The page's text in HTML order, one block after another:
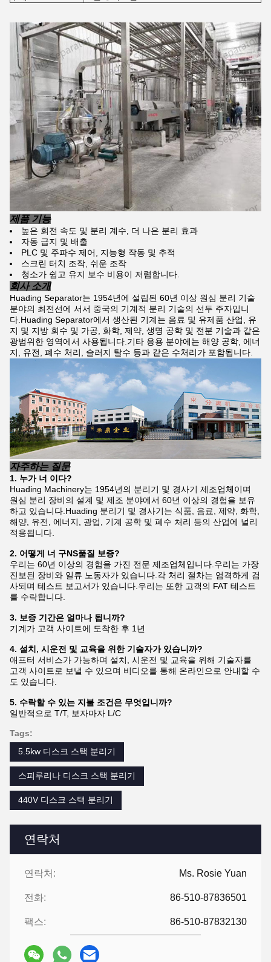
연락처
연락처: Ms. Rosie Yuan
전화: 86-510-87836501
팩스: 86-510-87832130
제품 기능
높은 회전 속도 및 분리 계수, 더 나은 분리 효과
자동 급지 및 배출
PLC 및 주파수 제어, 지능형 작동 및 추적
스크린 터치 조작, 쉬운 조작
청소가 쉽고 유지 보수 비용이 저렴합니다.
회사 소개
Huading Separator는 1954년에 설립된 60년 이상 원심 분리 기술
분야의 최전선에 서서 중국의 기계적 분리 기술의 선두 주자입니
다.Huading Separator에서 생산된 기계는 음료 및 유제품 산업, 유
지 및 지방 회수 및 가공, 화학, 제약, 생명 공학 및 전분 기술과 같은
광범위한 영역에서 사용됩니다.기타 응용 분야에는 해양 공학, 에너
지, 유전, 폐수 처리, 슬러지 탈수 등과 같은 수처리가 포함됩니다.
자주하는 질문
1. 누가 너 이다?
Huading Machinery는 1954년의 분리기 및 경사기 제조업체이며
원심 분리 장비의 설계 및 제조 분야에서 60년 이상의 경험을 보유
하고 있습니다.Huading 분리기 및 경사기는 식품, 음료, 제약, 화학,
해양, 유전, 에너지, 광업, 기계 공학 및 폐수 처리 등의 산업에 널리
적용됩니다.
2. 어떻게 너 구NS품질 보증?
우리는 60년 이상의 경험을 가진 전문 제조업체입니다.우리는 가장
진보된 장비와 일류 노동자가 있습니다.각 처리 절차는 엄격하게 검
사되며 테스트 보고서가 있습니다.우리는 또한 고객의 FAT 테스트
를 수락합니다.
3. 보증 기간은 얼마나 됩니까?
기계가 고객 사이트에 도착한 후 1년
4. 설치, 시운전 및 교육을 위한 기술자가 있습니까?
애프터 서비스가 가능하며 설치, 시운전 및 교육을 위해 기술자를
고객 사이트로 보낼 수 있으며 비디오를 통해 온라인으로 안내할 수
도 있습니다.
5. 수락할 수 있는 지불 조건은 무엇입니까?
일반적으로 T/T, 보자마자 L/C
Tags:
5.5kw 디스크 스택 분리기
스피루리나 디스크 스택 분리기
440V 디스크 스택 분리기